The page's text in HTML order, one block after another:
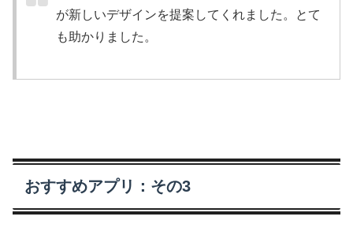
が新しいデザインを提案してくれました。とて
も助かりました。
おすすめアプリ：その3